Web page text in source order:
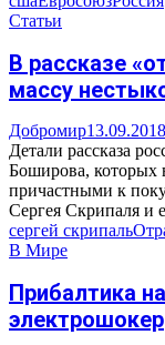
Статьи
В рассказе
массу
Добромир13.09.2018
Детали рассказа
Боширова, которых
причастными к
Сергея Скрипаля и
сергей скрипаль
В Мире
Прибалтика
электрошокер